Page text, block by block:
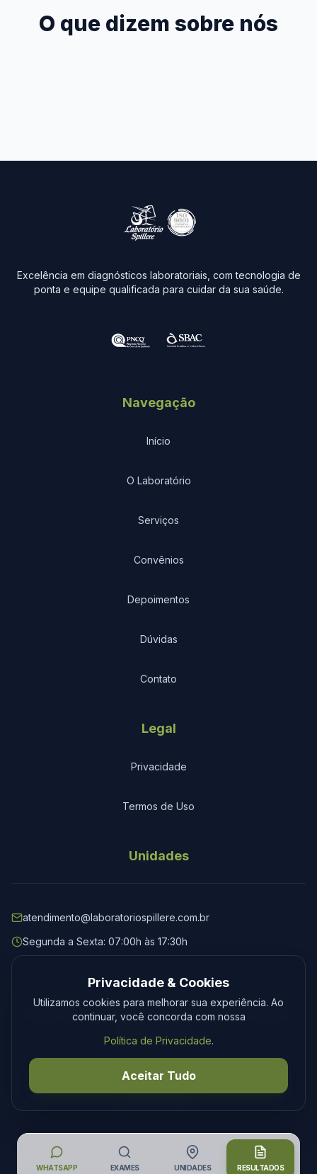
O que dizem sobre nós
Excelência em diagnósticos laboratoriais, com tecnologia de
ponta e equipe qualificada para cuidar da sua saúde.
Navegação
Início
O Laboratório
Serviços
Convênios
Depoimentos
Dúvidas
Contato
Legal
Privacidade
Termos de Uso
Unidades
atendimento@laboratoriospillere.com.br
Segunda a Sexta: 07:00h às 17:30h
© 2026 Laboratório Spillere. Todos os direitos reservados.
PrivacidadeTermos
DesenvolvimentoTecmedia
Privacidade & Cookies
Utilizamos cookies para melhorar sua experiência. Ao
continuar, você concorda com nossa
Política de Privacidade.
Aceitar Tudo
WHATSAPP EXAMES UNIDADES RESULTADOS